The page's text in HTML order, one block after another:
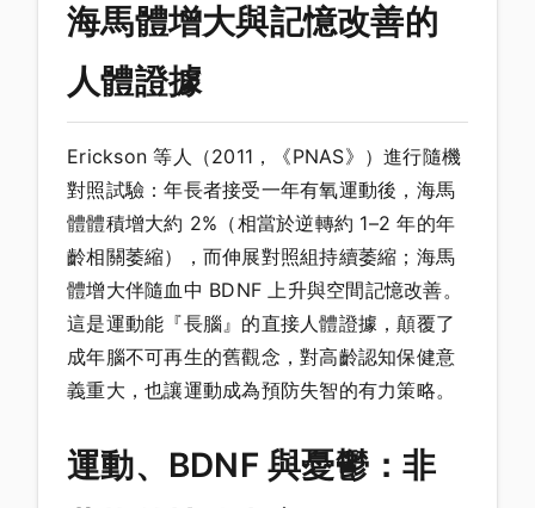
海馬體增大與記憶改善的
人體證據
Erickson 等人（2011，《PNAS》）進行隨機
對照試驗：年長者接受一年有氧運動後，海馬
體體積增大約 2%（相當於逆轉約 1–2 年的年
齡相關萎縮），而伸展對照組持續萎縮；海馬
體增大伴隨血中 BDNF 上升與空間記憶改善。
這是運動能『長腦』的直接人體證據，顛覆了
成年腦不可再生的舊觀念，對高齡認知保健意
義重大，也讓運動成為預防失智的有力策略。
運動、BDNF 與憂鬱：非